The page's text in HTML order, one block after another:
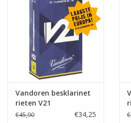
Vandoren besklarinet
rieten V21
€45,90 €34,25